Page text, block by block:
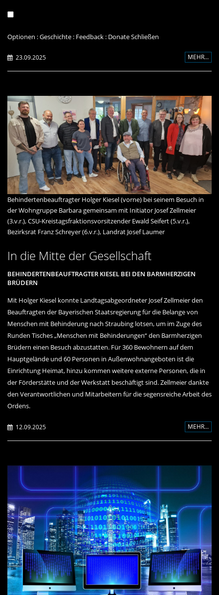
Optionen :Geschichte : Feedback : DonateSchließen
23.09.2025 MEHR...
Behindertenbeauftragter Holger Kiesel (vorne) bei seinem Besuch in
der Wohngruppe Barbara gemeinsam mit Initiator Josef Zellmeier
(3.v.r.), CSU-Kreistagsfraktionsvorsitzender Ewald Seifert (5.v.r.),
Bezirksrat Franz Schreyer (6.v.r.), Landrat Josef Laumer
In die Mitte der Gesellschaft
BEHINDERTENBEAUFTRAGTER KIESEL BEI DEN BARMHERZIGEN
BRÜDERN
Mit Holger Kiesel konnte Landtagsabgeordneter Josef Zellmeier den
Beauftragten der Bayerischen Staatsregierung für die Belange von
Menschen mit Behinderung nach Straubing lotsen, um im Zuge des
Runden Tisches „Menschen mit Behinderungen“ den Barmherzigen
Brüdern einen Besuch abzustatten. Für 360 Bewohnern auf dem
Hauptgelände und 60 Personen in Außenwohnangeboten ist die
Einrichtung Heimat, hinzu kommen weitere externe Personen, die in
der Förderstätte und der Werkstatt beschäftigt sind. Zellmeier dankte
den Verantwortlichen und Mitarbeitern für die segensreiche Arbeit des
Ordens.
12.09.2025 MEHR...